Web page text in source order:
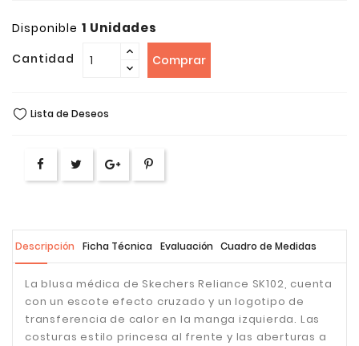
Disponible 1 Unidades
Cantidad Comprar
Lista de Deseos
Descripción Ficha Técnica Evaluación Cuadro de Medidas
La blusa médica de Skechers Reliance SK102, cuenta
con un escote efecto cruzado y un logotipo de
transferencia de calor en la manga izquierda. Las
costuras estilo princesa al frente y las aberturas a